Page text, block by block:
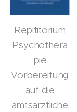
Repititorium
Psychothera
pie
Vorbereitung
auf die
amtsärztliche